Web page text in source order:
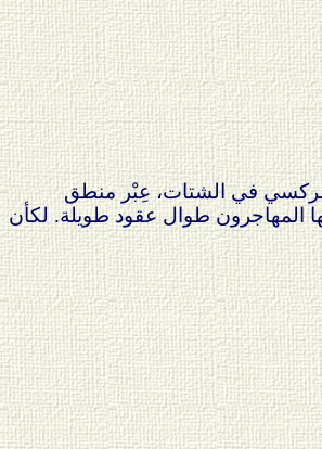
في الشتات، عِبْر منطق
المهاجرون طوال عقود طويلة. لكأن